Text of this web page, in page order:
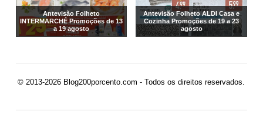
Antevisão Folheto
INTERMARCHÉ Promoções de 13
a 19 agosto
Antevisão Folheto ALDI Casa e
Cozinha Promoções de 19 a 23
agosto
© 2013-2026 Blog200porcento.com - Todos os direitos reservados.